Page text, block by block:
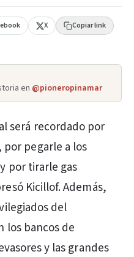
X Copiar link
en @pioneropinamar
será recordado por
pegarle a los
por tirarle gas
Kicillof. Además,
del
los bancos de
y las grandes